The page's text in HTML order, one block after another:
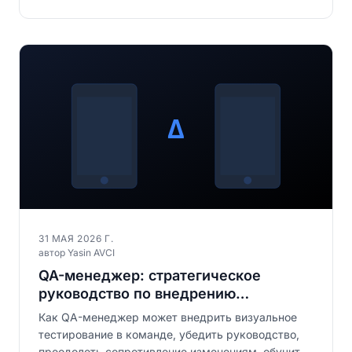
31 МАЯ 2026 Г.
автор Yasin AVCI
QA-менеджер: стратегическое
руководство по внедрению
визуального тестирования в команде
Как QA-менеджер может внедрить визуальное
тестирование в команде, убедить руководство,